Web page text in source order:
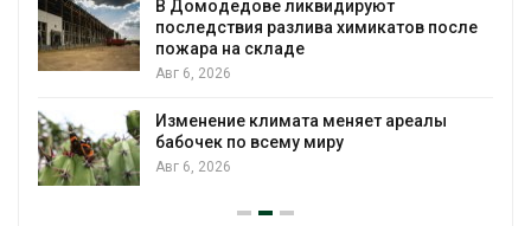
после
климата»: исследование показало
пределы экологических расчётов
Авг 5, 2026
экологическую премию
«Экопозитив-2026»
Авг 5, 2026